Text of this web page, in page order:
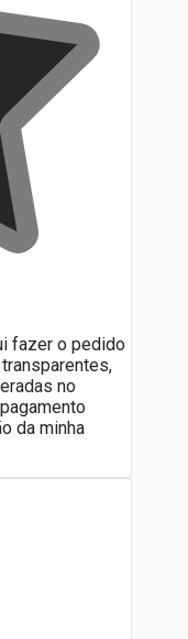
fazer o pedido
no
da minha